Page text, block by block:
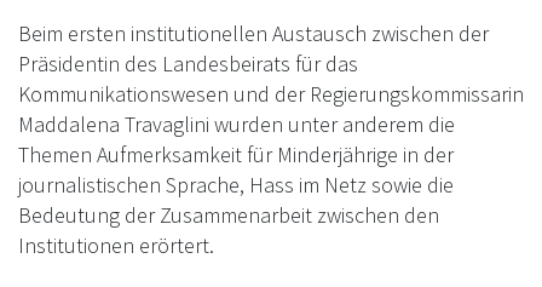
Beim ersten institutionellen Austausch zwischen der
Präsidentin des Landesbeirats für das
Kommunikationswesen und der Regierungskommissarin
Maddalena Travaglini wurden unter anderem die
Themen Aufmerksamkeit für Minderjährige in der
journalistischen Sprache, Hass im Netz sowie die
Bedeutung der Zusammenarbeit zwischen den
Institutionen erörtert.